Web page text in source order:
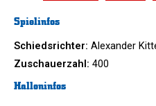
Spielinfos
Schiedsrichter: Alexander
Zuschauerzahl: 400
Halleninfos